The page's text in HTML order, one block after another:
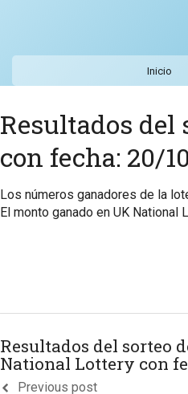
Inicio
Resultados
con fecha: 20/
Los números ganadores de la
El monto ganado en UK
Resultados del sorteo
National Lottery con
Previous post